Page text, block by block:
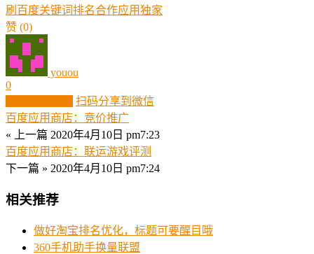
刷百度关键词排名合作应用独家
赞 (0)
youou
0
扫码分享到微信
百度应用商店：竞价推广
« 上一篇 2020年4月10日 pm7:23
百度应用商店：联运游戏评测
下一篇 » 2020年4月10日 pm7:24
相关推荐
做好淘宝排名优化，标题可要醒目哦
360手机助手换量联盟